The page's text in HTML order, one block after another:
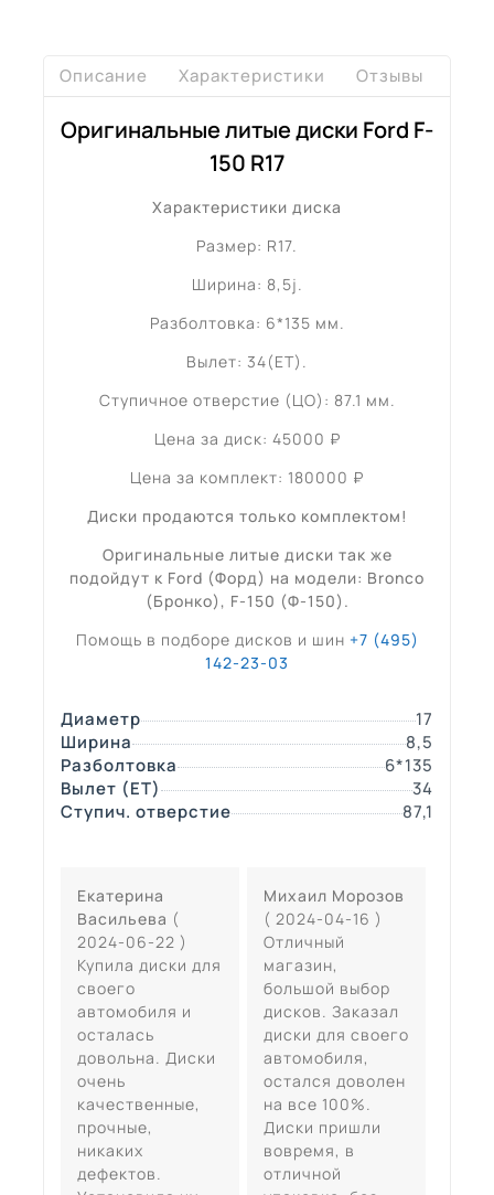
Описание Характеристики Отзывы
Оригинальные литые диски Ford F-
150 R17
Характеристики диска
Размер: R17.
Ширина: 8,5j.
Разболтовка: 6*135 мм.
Вылет: 34(ET).
Ступичное отверстие (ЦО): 87.1 мм.
Цена за диск: 45000 ₽
Цена за комплект: 180000 ₽
Диски продаются только комплектом!
Оригинальные литые диски так же
подойдут к Ford (Форд) на модели: Bronco
(Бронко), F-150 (Ф-150).
Помощь в подборе дисков и шин +7 (495)
142-23-03
Диаметр
17
Ширина
8,5
Разболтовка
6*135
Вылет (ЕТ)
34
Ступич. отверстие
87,1
Екатерина
Васильева (
2024-06-22 )
Купила диски для
своего
автомобиля и
осталась
довольна. Диски
очень
качественные,
прочные,
никаких
дефектов.
Михаил Морозов
( 2024-04-16 )
Отличный
магазин,
большой выбор
дисков. Заказал
диски для своего
автомобиля,
остался доволен
на все 100%.
Диски пришли
вовремя, в
отличной